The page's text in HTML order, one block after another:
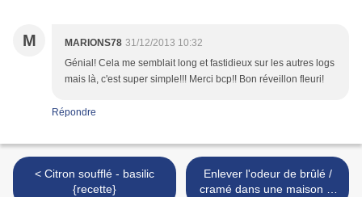
M MARIONS78 31/12/2013 10:32
Génial! Cela me semblait long et fastidieux sur les autres logs
mais là, c'est super simple!!! Merci bcp!! Bon réveillon fleuri!
Répondre
< Citron soufflé - basilic
{recette}
Enlever l'odeur de brûlé /
cramé dans une maison ?!